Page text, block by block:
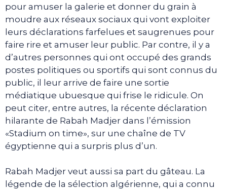
pour amuser la galerie et donner du grain à
moudre aux réseaux sociaux qui vont exploiter
leurs déclarations farfelues et saugrenues pour
faire rire et amuser leur public. Par contre, il y a
d’autres personnes qui ont occupé des grands
postes politiques ou sportifs qui sont connus du
public, il leur arrive de faire une sortie
médiatique ubuesque qui frise le ridicule. On
peut citer, entre autres, la récente déclaration
hilarante de Rabah Madjer dans l’émission
«Stadium on time», sur une chaîne de TV
égyptienne qui a surpris plus d’un.
Rabah Madjer veut aussi sa part du gâteau. La
légende de la sélection algérienne, qui a connu